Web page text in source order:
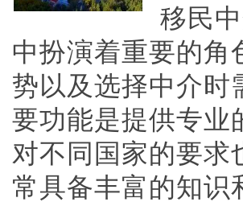
移民
中扮演着重要的角
势以及选择中介时
要功能是提供专业
对不同国家的要求
常具备丰富的知识